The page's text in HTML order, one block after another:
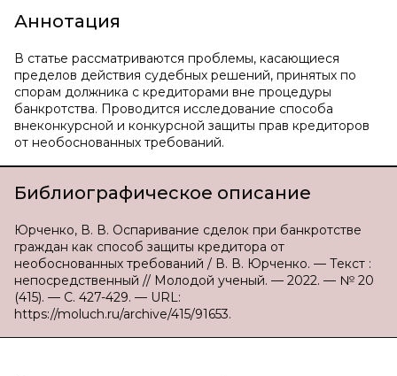
Аннотация
В статье рассматриваются проблемы, касающиеся
пределов действия судебных решений, принятых по
спорам должника с кредиторами вне процедуры
банкротства. Проводится исследование способа
внеконкурсной и конкурсной защиты прав кредиторов
от необоснованных требований.
Библиографическое описание
Юрченко, В. В. Оспаривание сделок при банкротстве
граждан как способ защиты кредитора от
необоснованных требований / В. В. Юрченко. — Текст :
непосредственный // Молодой ученый. — 2022. — № 20
(415). — С. 427-429. — URL:
https://moluch.ru/archive/415/91653.